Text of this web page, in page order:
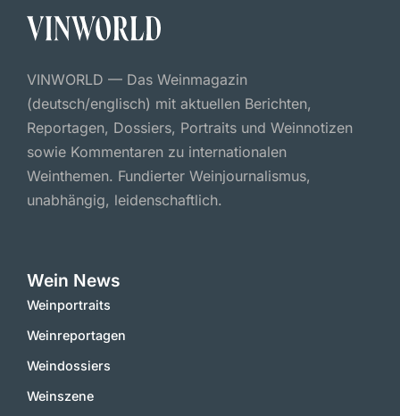
VINWORLD — Das Weinmagazin
(deutsch/englisch) mit aktuellen Berichten,
Reportagen, Dossiers, Portraits und Weinnotizen
sowie Kommentaren zu internationalen
Weinthemen. Fundierter Weinjournalismus,
unabhängig, leidenschaftlich.
Wein News
Weinportraits
Weinreportagen
Weindossiers
Weinszene